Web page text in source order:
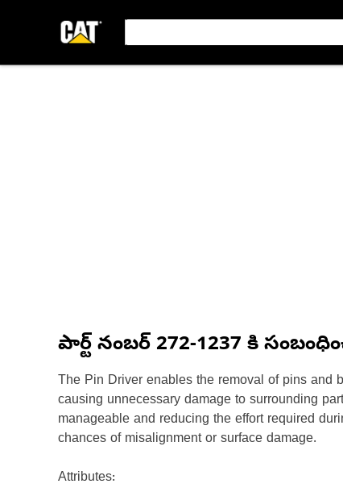
పార్ట్ నంబర్ 272-1237 కి
The Pin Driver enables the removal of pins and
causing unnecessary damage to surrounding
manageable and reducing the effort required
chances of misalignment or surface damage.
Attributes: